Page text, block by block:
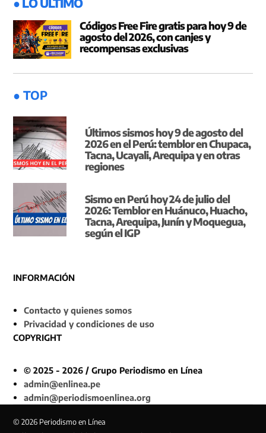
Códigos Free Fire gratis para hoy 9 de
agosto del 2026, con canjes y
recompensas exclusivas
● TOP
Últimos sismos hoy 9 de agosto del
2026 en el Perú: temblor en Chupaca,
Tacna, Ucayali, Arequipa y en otras
regiones
Sismo en Perú hoy 24 de julio del
2026: Temblor en Huánuco, Huacho,
Tacna, Arequipa, Junín y Moquegua,
según el IGP
INFORMACIÓN
Contacto y quienes somos
Privacidad y condiciones de uso
COPYRIGHT
© 2025 - 2026 / Grupo Periodismo en Línea
admin@enlinea.pe
admin@periodismoenlinea.org
© 2026 Periodismo en Línea